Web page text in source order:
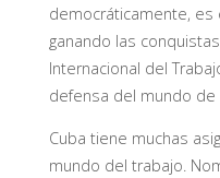
democráticamente,
ganando las
Internacional del
defensa del mundo
Cuba tiene muchas
mundo del trabajo.